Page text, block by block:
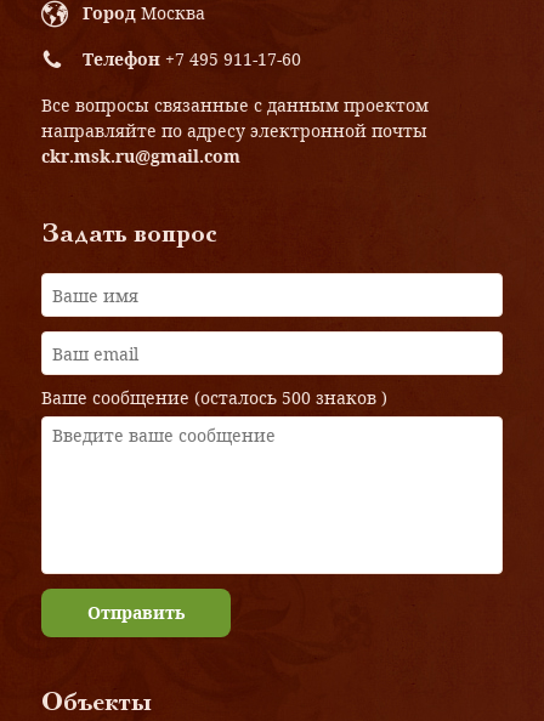
Город Москва
Телефон +7 495 911-17-60
Все вопросы связанные с данным проектом
направляйте по адресу электронной почты
ckr.msk.ru@gmail.com
Задать вопрос
Ваше сообщение (осталось 500 знаков )
Отправить
Объекты